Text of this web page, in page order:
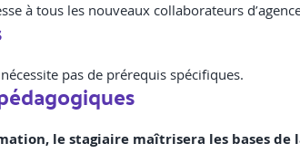
à tous les nouveaux collaborateurs
pas de prérequis spécifiques.
le stagiaire maîtrisera les bases